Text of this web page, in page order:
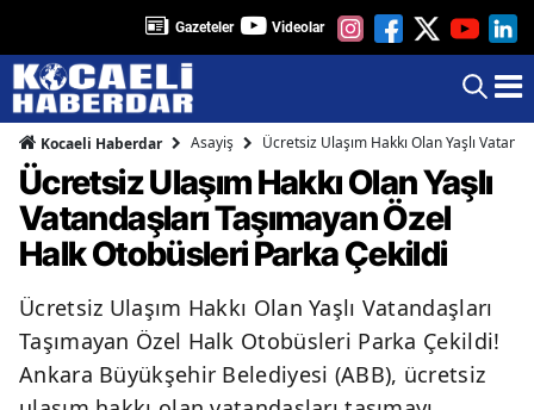
Gazeteler Videolar
Kocaeli Haberdar Asayiş Ücretsiz Ulaşım Hakkı Olan Yaşlı
Ücretsiz Ulaşım Hakkı Olan Yaşlı
Vatandaşları Taşımayan Özel
Halk Otobüsleri Parka Çekildi
Ücretsiz Ulaşım Hakkı Olan Yaşlı Vatandaşları
Taşımayan Özel Halk Otobüsleri Parka Çekildi!
Ankara Büyükşehir Belediyesi (ABB), ücretsiz